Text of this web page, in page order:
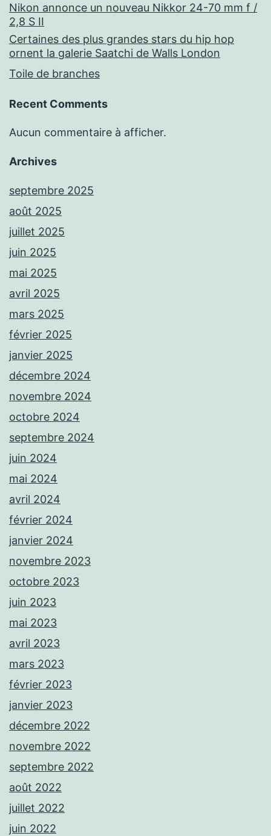
Nikon annonce un nouveau Nikkor 24-70 mm f /
2,8 S II
Certaines des plus grandes stars du hip hop
ornent la galerie Saatchi de Walls London
Toile de branches
Recent Comments
Aucun commentaire à afficher.
Archives
septembre 2025
août 2025
juillet 2025
juin 2025
mai 2025
avril 2025
mars 2025
février 2025
janvier 2025
décembre 2024
novembre 2024
octobre 2024
septembre 2024
juin 2024
mai 2024
avril 2024
février 2024
janvier 2024
novembre 2023
octobre 2023
juin 2023
mai 2023
avril 2023
mars 2023
février 2023
janvier 2023
décembre 2022
novembre 2022
septembre 2022
août 2022
juillet 2022
juin 2022